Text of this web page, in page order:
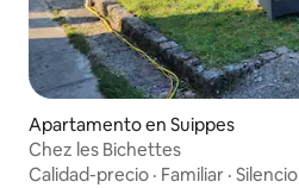
Apartamento en Suippes
Chez les Bichettes
Calidad-precio · Familiar · Silencio